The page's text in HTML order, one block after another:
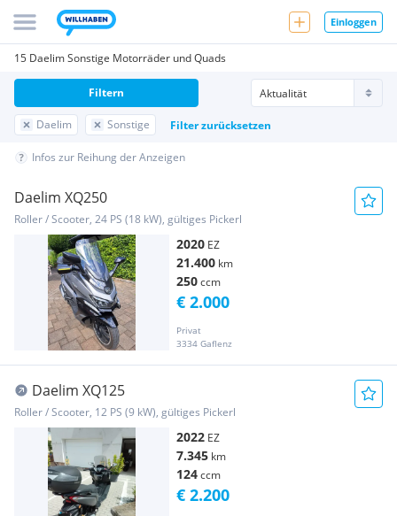
Einloggen
15 Daelim Sonstige Motorräder und Quads
Daelim Sonstige Filter zurücksetzen
Filtern
Infos zur Reihung der Anzeigen
Daelim XQ250
Roller / Scooter, 24 PS (18 kW), gültiges Pickerl
2020 EZ
21.400 km
250ccm
Privat
3334 Gaflenz
€ 2.000
Daelim XQ125
Roller / Scooter, 12 PS (9 kW), gültiges Pickerl
2022 EZ
7.345 km
124ccm
€ 2.200